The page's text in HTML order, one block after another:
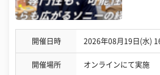
開催日時 2026年08月19日(水)
開催場所 オンラインにて実施